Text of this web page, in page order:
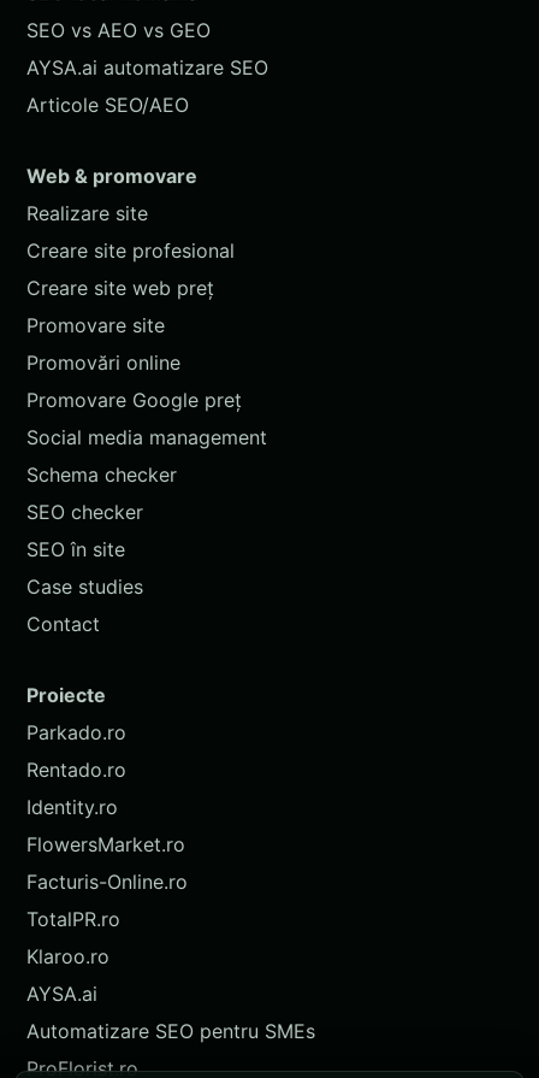
SEO vs AEO vs GEO
AYSA.ai automatizare SEO
Articole SEO/AEO
Web & promovare
Realizare site
Creare site profesional
Creare site web preț
Promovare site
Promovări online
Promovare Google preț
Social media management
Schema checker
SEO checker
SEO în site
Case studies
Contact
Proiecte
Parkado.ro
Rentado.ro
Identity.ro
FlowersMarket.ro
Facturis-Online.ro
TotalPR.ro
Klaroo.ro
AYSA.ai
Automatizare SEO pentru SMEs
ProFlorist.ro